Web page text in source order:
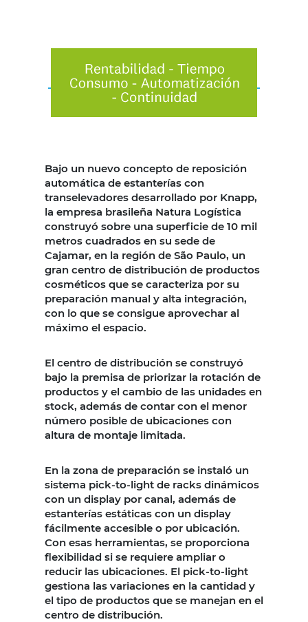
Bajo un nuevo concepto de reposición
automática de estanterías con
transelevadores desarrollado por Knapp,
la empresa brasileña Natura Logística
construyó sobre una superficie de 10 mil
metros cuadrados en su sede de
Cajamar, en la región de São Paulo, un
gran centro de distribución de productos
cosméticos que se caracteriza por su
preparación manual y alta integración,
con lo que se consigue aprovechar al
máximo el espacio.
El centro de distribución se construyó
bajo la premisa de priorizar la rotación de
productos y el cambio de las unidades en
stock, además de contar con el menor
número posible de ubicaciones con
altura de montaje limitada.
En la zona de preparación se instaló un
sistema pick-to-light de racks dinámicos
con un display por canal, además de
estanterías estáticas con un display
fácilmente accesible o por ubicación.
Con esas herramientas, se proporciona
flexibilidad si se requiere ampliar o
reducir las ubicaciones. El pick-to-light
gestiona las variaciones en la cantidad y
el tipo de productos que se manejan en el
centro de distribución.